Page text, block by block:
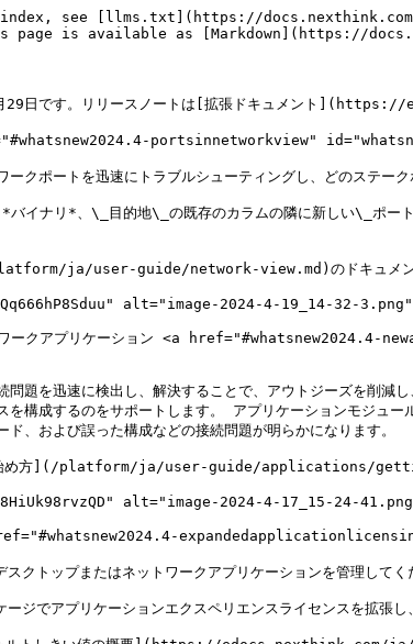
表示され、解決時間を改善し、サポート満足度を向上させます。 詳細については、[Amplify](/platform/ja/configuring_nexthink/bringing-data-into-your-nexthink-instance/deploying-nexthink-in-non-vdi-environment/configure-amplify.md)ドキュメントを参照してください。

この機能はAmplifyプラグインが最新バージョンに更新された後に表示されます。

[Amplify](https://nexthink.com/platform/amplify)は追加ライセンスが必要です。詳細はNexthinkの担当者にお問い合わせください。

<figure><img src="/files/CYVqLXBDdijP9dILmjSJ" alt="image-2024-4-17_16-1-13.png" width="760"><figcaption></figcaption></figure>

### アラートプレビューパネル <a href="#whatsnew2024.4-alertspreviewpanel" id="whatsnew2024.4-alertspreviewpanel"></a>

アラートにより引き起こされたIT問題の影響を迅速に評価し、何に取り組むべきかを優先順位付けするために、新しいアラートプレビューサイドパネルを使用してアラート概要で個々の問題の詳細を確認できます。

詳細については、[アラート概要ページへアクセスする方法](/platform/ja/user-guide/alerts-and-diagnostics/responding-to-alerts/alerts-overview.md#alertsoverview-accessing-the-alerts-overview-page) のドキュメントをご参照ください。

<figure><img src="/files/9RLJrzuRWLrODHNfJIXr" alt="image-2024-4-17_15-36-56.png" width="760"><figcaption></figcaption></figure>

## ワークフローモジュールにおけるパラメトリックキャンペーン <a href="#whatsnew2024.4-parametriccampaignsintheworkflowsmodule" id="whatsnew2024.4-parametriccampaignsintheworkflowsmodule"></a>

Flow拡張製品で利用可能なワークフローモジュールにおいて、パラメトリックキャンペーンを通して、ワークフローデザインを簡略化し、文脈を持たせたコミュニケーションを行い、時間を節約します。 パラメータで定義されたキャンペーンは、ワークフローモジュールにて使用可能になりました。これにより、ワークフロー内で以前に取得したパラメトリック値を従業員が目にするキャンペーンに流し込むことで、よりダイナミックに文脈に応じたメッセージを作成できます。

詳細については、[ワークフロー](/platform/ja/user-guide/workflows/managing-workflows.md)ドキュメントを参照してください。

[Flow](https://nexthink.com/platform/flow)には追加のライセンスが必要です、詳細についてはNexthinkの担当者にお問い合わせください。

## デバイスデータに基づいたキャンペーンのスケジュール <a href="#whatsnew2024.4-schedulecampaignsbasedondevicedata" id="whatsnew2024.4-schedulecampaignsbasedondevicedata"></a>

スケジュールされたキャンペーンの広範なクエリサポートのおかげで、デバイスの問題を抱えるユーザーとの対話がより簡単になりました。 キャンペーンは依然として特定の\_従業員\_をターゲットにしていますが、今やそのデバイスの特性に基づいて従業員をターゲットにすることが可能です。 これを実現するために、スケジュールされたキャンペーンは、現在の慣例である\_ユーザー\_から始まるクエリだけでなく、\_デバイス\_から始まるクエリをサポートし、\_ユーザーSID\_を出力として返します。 これは通常、デバイスを使用した最後のユーザーに適用されます。

これにより、新しいユースケースの自動化が可能になります。例えば、ディスクの空き容量、リモートアクションの出力、デバイスのNQLベースのカスタムフィールドなどに基づいて、ユーザーにキャンペーンを送信することができます。

詳細については、[キャンペーン作成](/platform/ja/user-guide/campaigns/managing-campaigns/creating-campaigns.md)のドキュメントを参照してください。

## ビジュアルエディタのフィルタリングの強化 <a href="#whatsnew2024.4-visualeditorfilteringenhancements" id="whatsnew2024.4-visualeditorfilteringenhancements"></a>

新たに二つの機能強化により、ビジュアルエディタで既存のデータ調査をより簡単に作成・修正することができるようになりました。 イベントコレクションを選択すると、新しい\_フィルターを追加\_ボタンが表示され、調査結果をフィルタリングできます。 ビジュアルエディタは複雑なフィルターもサポートするようになりました。 これにより、ビジュアルエディタおよびNQLエディタの両方で、既存もしくは新しい調査に複雑な選択フィルターを適用し、表示または修正できるようになります。

詳細については、[Visual editor](/platform/ja/user-guide/investigations/creating-investigations/visual-editor.md)のドキュメントを